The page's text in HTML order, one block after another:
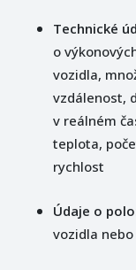
Technické
o
vozidla,
vzdálenost,
v reálném
teplota,
rychlost
Údaje o
vozidla